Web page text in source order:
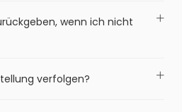
wenn ich nicht
verfolgen?